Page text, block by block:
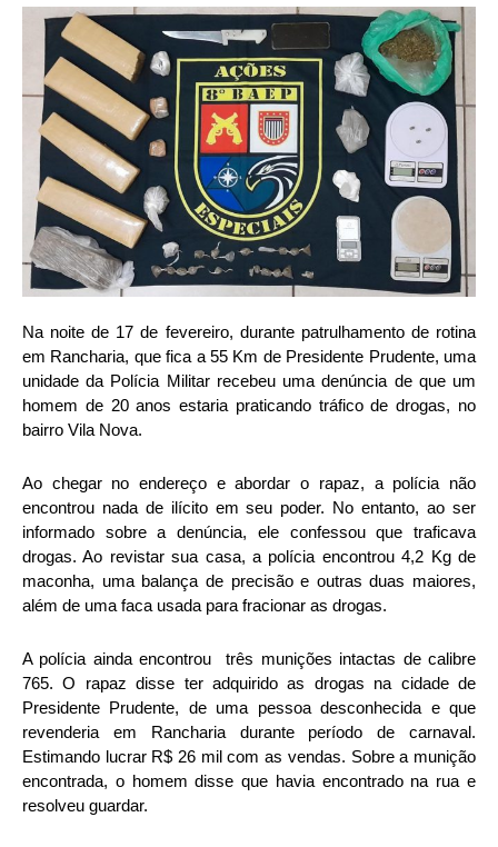
Na noite de 17 de fevereiro, durante patrulhamento de rotina
em Rancharia, que fica a 55 Km de Presidente Prudente, uma
unidade da Polícia Militar recebeu uma denúncia de que um
homem de 20 anos estaria praticando tráfico de drogas, no
bairro Vila Nova.
Ao chegar no endereço e abordar o rapaz, a polícia não
encontrou nada de ilícito em seu poder. No entanto, ao ser
informado sobre a denúncia, ele confessou que traficava
drogas. Ao revistar sua casa, a polícia encontrou 4,2 Kg de
maconha, uma balança de precisão e outras duas maiores,
além de uma faca usada para fracionar as drogas.
A polícia ainda encontrou três munições intactas de calibre
765. O rapaz disse ter adquirido as drogas na cidade de
Presidente Prudente, de uma pessoa desconhecida e que
revenderia em Rancharia durante período de carnaval.
Estimando lucrar R$ 26 mil com as vendas. Sobre a munição
encontrada, o homem disse que havia encontrado na rua e
resolveu guardar.